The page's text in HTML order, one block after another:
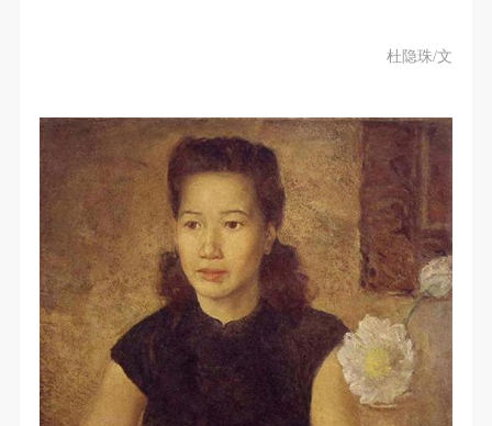
杜隐珠/文
励参加者自行购买人身安全保险。活动中一旦出现事
事故的任何责任，但有互相援助的义务。参加活动的
成员应当积极主动的组织实施救援工作，但对事故本
身不承担任何法律责任和经济责任。参加本次活动者
的人身安全不负有民事及相关连带责任。
第五条
参加活动者在此次活动期间应主动遵守美术馆活动秩
序、维护美术馆场地及展示、展览、馆藏艺术作品及
衍生品的安全。活动中一旦因个人原因造成美术馆场
地、空间、艺术品、衍生品等受到不同程度的损失、
破坏。活动中任何非事故当事人及美术馆将不承担相
励参加者自行购买人身安全保险。活动中一旦出现事
事故的任何责任，但有互相援助的义务。参加活动的
成员应当积极主动的组织实施救援工作，但对事故本
身不承担任何法律责任和经济责任。参加本次活动者
的人身安全不负有民事及相关连带责任。
第五条
参加活动者在此次活动期间应主动遵守美术馆活动秩
序、维护美术馆场地及展示、展览、馆藏艺术作品及
衍生品的安全。活动中一旦因个人原因造成美术馆场
地、空间、艺术品、衍生品等受到不同程度的损失、
破坏。活动中任何非事故当事人及美术馆将不承担相
励参加者自行购买人身安全保险。活动中一旦出现事
事故的任何责任，但有互相援助的义务。参加活动的
成员应当积极主动的组织实施救援工作，但对事故本
身不承担任何法律责任和经济责任。参加本次活动者
的人身安全不负有民事及相关连带责任。
第五条
参加活动者在此次活动期间应主动遵守美术馆活动秩
序、维护美术馆场地及展示、展览、馆藏艺术作品及
衍生品的安全。活动中一旦因个人原因造成美术馆场
地、空间、艺术品、衍生品等受到不同程度的损失、
破坏。活动中任何非事故当事人及美术馆将不承担相
帐号密码登录
手机号码
发送验证码
手机号码将作为您的登录账号
验证码
登录
可使用雅昌艺术网会员账户登录